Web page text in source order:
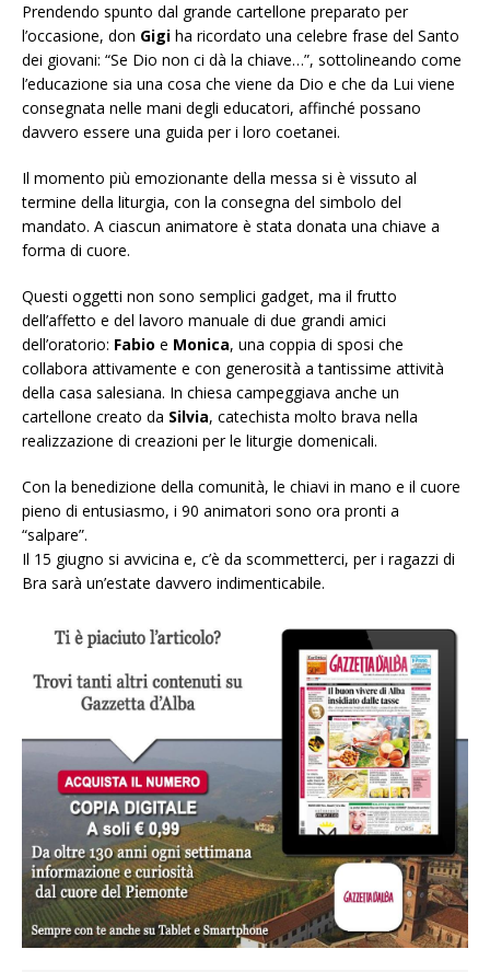
Prendendo spunto dal grande cartellone preparato per
l’occasione, don Gigi ha ricordato una celebre frase del Santo
dei giovani: “Se Dio non ci dà la chiave…”, sottolineando come
l’educazione sia una cosa che viene da Dio e che da Lui viene
consegnata nelle mani degli educatori, affinché possano
davvero essere una guida per i loro coetanei.
Il momento più emozionante della messa si è vissuto al
termine della liturgia, con la consegna del simbolo del
mandato. A ciascun animatore è stata donata una chiave a
forma di cuore.
Questi oggetti non sono semplici gadget, ma il frutto
dell’affetto e del lavoro manuale di due grandi amici
dell’oratorio: Fabio e Monica, una coppia di sposi che
collabora attivamente e con generosità a tantissime attività
della casa salesiana. In chiesa campeggiava anche un
cartellone creato da Silvia, catechista molto brava nella
realizzazione di creazioni per le liturgie domenicali.
Con la benedizione della comunità, le chiavi in mano e il cuore
pieno di entusiasmo, i 90 animatori sono ora pronti a
“salpare”.
Il 15 giugno si avvicina e, c’è da scommetterci, per i ragazzi di
Bra sarà un’estate davvero indimenticabile.